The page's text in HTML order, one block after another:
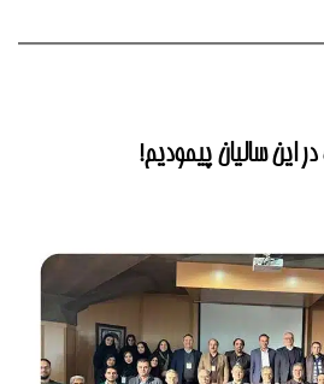
این سالیان پیمودیم!